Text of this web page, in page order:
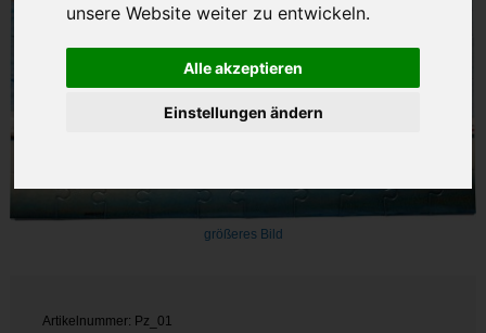
unsere Website weiter zu entwickeln.
Alle akzeptieren
Einstellungen ändern
größeres Bild
Artikelnummer: Pz_01